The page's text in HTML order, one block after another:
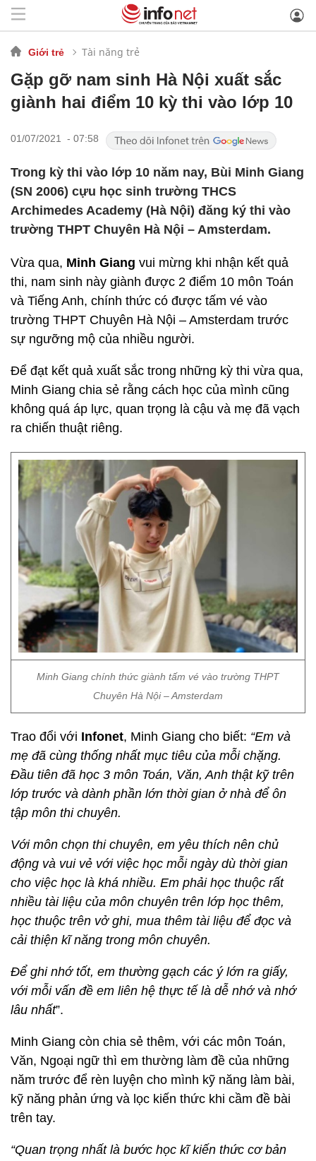
Giới trẻ Tài năng trẻ
Gặp gỡ nam sinh Hà Nội xuất sắc
giành hai điểm 10 kỳ thi vào lớp 10
01/07/2021 - 07:58
Trong kỳ thi vào lớp 10 năm nay, Bùi Minh Giang
(SN 2006) cựu học sinh trường THCS
Archimedes Academy (Hà Nội) đăng ký thi vào
trường THPT Chuyên Hà Nội – Amsterdam.
Vừa qua, Minh Giang vui mừng khi nhận kết quả
thi, nam sinh này giành được 2 điểm 10 môn Toán
và Tiếng Anh, chính thức có được tấm vé vào
trường THPT Chuyên Hà Nội – Amsterdam trước
sự ngưỡng mộ của nhiều người.
Để đạt kết quả xuất sắc trong những kỳ thi vừa qua,
Minh Giang chia sẻ rằng cách học của mình cũng
không quá áp lực, quan trọng là cậu và mẹ đã vạch
ra chiến thuật riêng.
Minh Giang chính thức giành tấm vé vào trường THPT
Chuyên Hà Nội – Amsterdam
Trao đổi với Infonet, Minh Giang cho biết: “Em và
mẹ đã cùng thống nhất mục tiêu của mỗi chặng.
Đầu tiên đã học 3 môn Toán, Văn, Anh thật kỹ trên
lớp trước và dành phần lớn thời gian ở nhà để ôn
tập môn thi chuyên.
Với môn chọn thi chuyên, em yêu thích nên chủ
động và vui vẻ với việc học mỗi ngày dù thời gian
cho việc học là khá nhiều. Em phải học thuộc rất
nhiều tài liệu của môn chuyên trên lớp học thêm,
học thuộc trên vở ghi, mua thêm tài liệu để đọc và
cải thiện kĩ năng trong môn chuyên.
Để ghi nhớ tốt, em thường gạch các ý lớn ra giấy,
với mỗi vấn đề em liên hệ thực tế là dễ nhớ và nhớ
lâu nhất”.
Minh Giang còn chia sẻ thêm, với các môn Toán,
Văn, Ngoại ngữ thì em thường làm đề của những
năm trước để rèn luyện cho mình kỹ năng làm bài,
kỹ năng phản ứng và lọc kiến thức khi cầm đề bài
trên tay.
“Quan trọng nhất là bước học kĩ kiến thức cơ bản